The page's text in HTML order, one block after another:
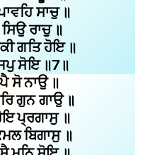
ਸਾਚੁ ॥
ਰਾਚੁ ॥
ਗਤਿ ਹੋਇ ॥
ਸੋਇ ॥7॥
ਸੋ ਨਾਉ ॥
ਗੁਨ ਗਾਉ ॥
ਪ੍ਰਗਾਸੁ ॥
ਬਿਗਾਸੁ ॥